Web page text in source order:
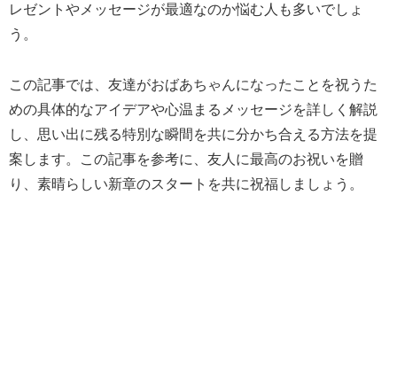
レゼントやメッセージが最適なのか悩む人も多いでしょ
う。
この記事では、友達がおばあちゃんになったことを祝うた
めの具体的なアイデアや心温まるメッセージを詳しく解説
し、思い出に残る特別な瞬間を共に分かち合える方法を提
案します。この記事を参考に、友人に最高のお祝いを贈
り、素晴らしい新章のスタートを共に祝福しましょう。